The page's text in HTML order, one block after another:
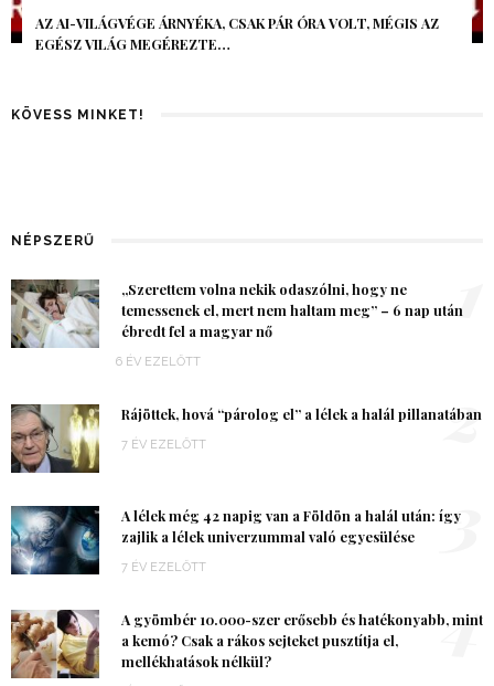
AZ AI-VILÁGVÉGE ÁRNYÉKA, CSAK PÁR ÓRA VOLT, MÉGIS AZ
EGÉSZ VILÁG MEGÉREZTE…
KÖVESS MINKET!
NÉPSZERŰ
„Szerettem volna nekik odaszólni, hogy ne
temessenek el, mert nem haltam meg” – 6 nap után
ébredt fel a magyar nő
6 ÉV EZELŐTT
1
Rájöttek, hová “párolog el” a lélek a halál pillanatában
7 ÉV EZELŐTT 2
A lélek még 42 napig van a Földön a halál után: így
zajlik a lélek univerzummal való egyesülése
7 ÉV EZELŐTT
3
A gyömbér 10.000-szer erősebb és hatékonyabb, mint
a kemó? Csak a rákos sejteket pusztítja el,
mellékhatások nélkül?
4